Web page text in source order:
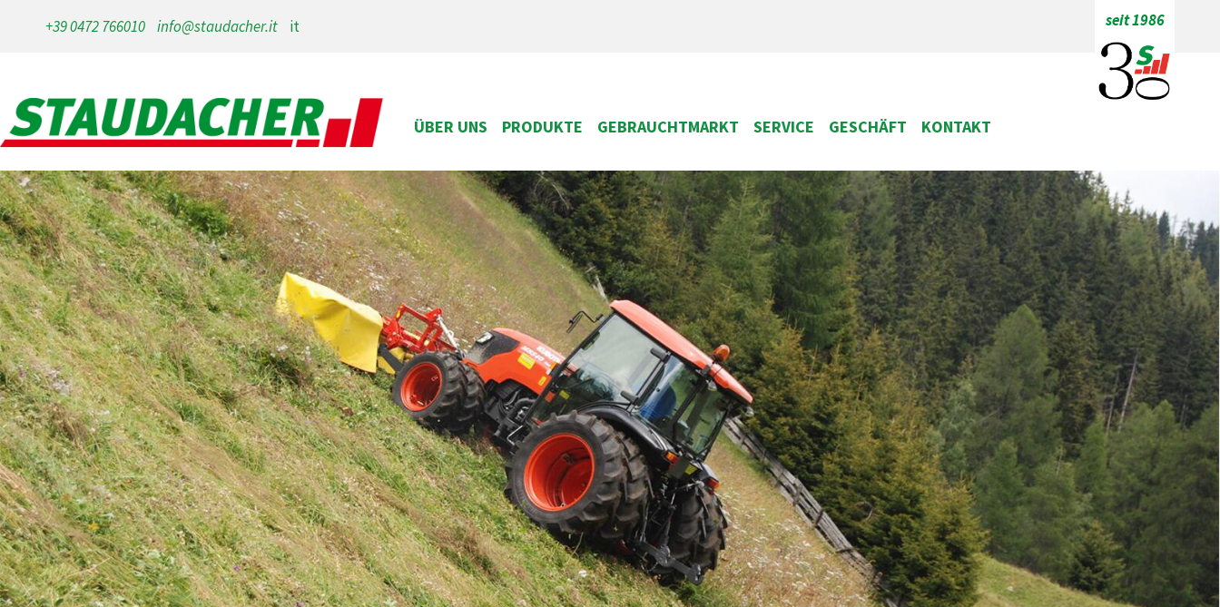
+39 0472 766010 info@staudacher.it it seit 1986
ÜBER UNS PRODUKTE GEBRAUCHTMARKT SERVICE GESCHÄFT KONTAKT